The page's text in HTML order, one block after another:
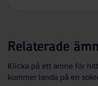
Relaterade
Klicka på ett ämne för
kommer landa på en